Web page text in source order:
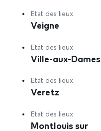
Etat des lieux
Veigne
Etat des lieux
Ville-aux-Dames
Etat des lieux
Veretz
Etat des lieux
Montlouis sur